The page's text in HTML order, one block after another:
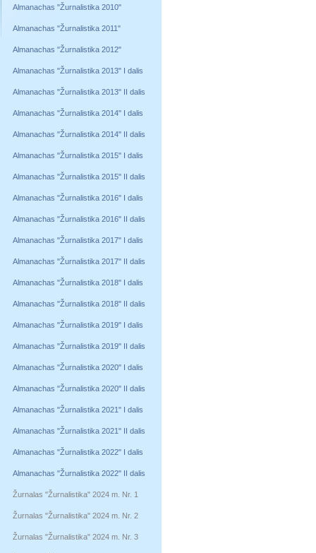
Almanachas "Žurnalistika 2010"
Almanachas "Žurnalistika 2011"
Almanachas "Žurnalistika 2012"
Almanachas "Žurnalistika 2013" I dalis
Almanachas "Žurnalistika 2013" II dalis
Almanachas "Žurnalistika 2014" I dalis
Almanachas "Žurnalistika 2014" II dalis
Almanachas "Žurnalistika 2015" I dalis
Almanachas "Žurnalistika 2015" II dalis
Almanachas "Žurnalistika 2016" I dalis
Almanachas "Žurnalistika 2016" II dalis
Almanachas "Žurnalistika 2017" I dalis
Almanachas "Žurnalistika 2017" II dalis
Almanachas "Žurnalistika 2018" I dalis
Almanachas "Žurnalistika 2018" II dalis
Almanachas "Žurnalistika 2019" I dalis
Almanachas "Žurnalistika 2019" II dalis
Almanachas "Žurnalistika 2020" I dalis
Almanachas "Žurnalistika 2020" II dalis
Almanachas "Žurnalistika 2021" I dalis
Almanachas "Žurnalistika 2021" II dalis
Almanachas "Žurnalistika 2022" I dalis
Almanachas "Žurnalistika 2022" II dalis
Žurnalas "Žurnalistika" 2024 m. Nr. 1
Žurnalas "Žurnalistika" 2024 m. Nr. 2
Žurnalas "Žurnalistika" 2024 m. Nr. 3